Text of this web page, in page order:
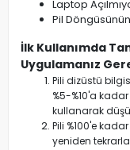
Laptop
Pil
İlk Kullanımda
Uygulamanız
Pili dizüstü
%5-%10'a
kullanarak
Pili %100'e
yeniden